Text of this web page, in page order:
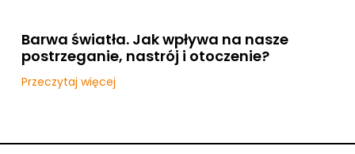
Barwa światła. Jak wpływa na nasze
postrzeganie, nastrój i otoczenie?
Przeczytaj więcej